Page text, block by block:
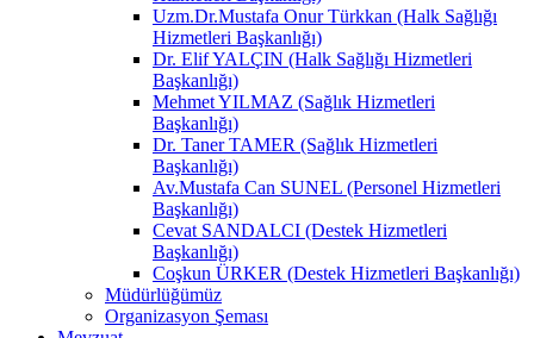
Uzm.Dr.Mustafa Onur Türkkan (Halk Sağlığı
Hizmetleri Başkanlığı)
Dr. Elif YALÇIN (Halk Sağlığı Hizmetleri
Başkanlığı)
Mehmet YILMAZ (Sağlık Hizmetleri
Başkanlığı)
Dr. Taner TAMER (Sağlık Hizmetleri
Başkanlığı)
Av.Mustafa Can SUNEL (Personel Hizmetleri
Başkanlığı)
Cevat SANDALCI (Destek Hizmetleri
Başkanlığı)
Coşkun ÜRKER (Destek Hizmetleri Başkanlığı)
Müdürlüğümüz
Organizasyon Şeması